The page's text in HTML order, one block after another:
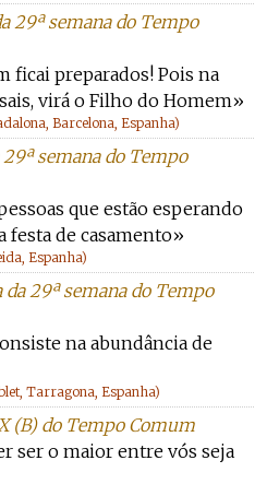
29ª semana do Tempo
ficai preparados! Pois na
virá o Filho do Homem»
Barcelona, Espanha)
semana do Tempo
que estão esperando
festa de casamento»
Espanha)
29ª semana do Tempo
na abundância de
Tarragona, Espanha)
(B) do Tempo Comum
ser o maior entre vós seja